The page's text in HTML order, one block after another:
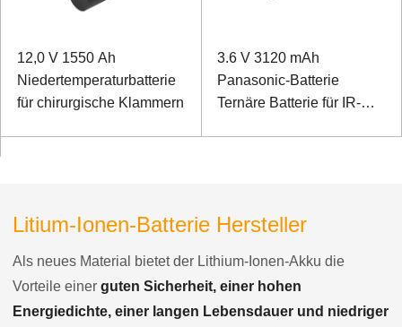
12,0 V 1550 Ah
Niedertemperaturbatterie
für chirurgische Klammern
3.6 V 3120 mAh
Panasonic-Batterie
Ternäre Batterie für IR-
Litium-Ionen-Batterie Hersteller
Als neues Material bietet der Lithium-Ionen-Akku die
Vorteile einer guten Sicherheit, einer hohen
Energiedichte, einer langen Lebensdauer und niedriger